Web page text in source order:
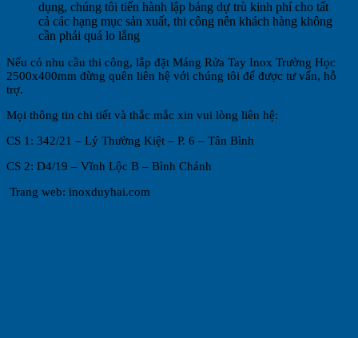
dụng, chúng tôi tiến hành lập bảng dự trù kinh phí cho tất
cả các hạng mục sản xuất, thi công nên khách hàng không
cần phải quá lo lắng
Nếu có nhu cầu thi công, lắp đặt Máng Rửa Tay Inox Trường Học
2500x400mm đừng quên liên hệ với chúng tôi để được tư vấn, hỗ
trợ.
Mọi thông tin chi tiết và thắc mắc xin vui lòng liên hệ:
CS 1: 342/21 – Lý Thường Kiệt – P. 6 – Tân Bình
CS 2: D4/19 – Vĩnh Lộc B – Bình Chánh
Trang web: inoxduyhai.com